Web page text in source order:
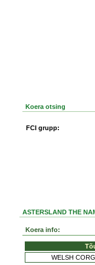
Koera otsing
FCI grupp:
ASTERSLAND THE
Koera info:
WELSH